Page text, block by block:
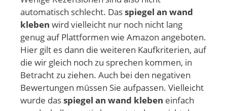
automatisch schlecht. Dasspiegel an wand
kleben wird vielleicht nur noch nicht lang
genug auf Plattformen wie Amazon angeboten.
Hier gilt es dann die weiteren Kaufkriterien, auf
die wir gleich noch zu sprechen kommen, in
Betracht zu ziehen. Auch bei den negativen
Bewertungen müssen Sie aufpassen. Vielleicht
wurde dasspiegel an wand kleben einfach